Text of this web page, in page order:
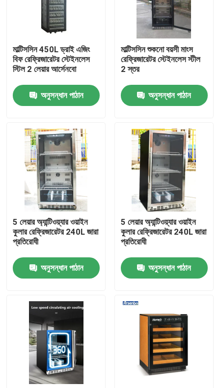
বাড়ি
আমাদের সম্পর্কে
পরিচিতি
পণ্য
বাণিজ্যিক প্রদর্শন রেফ্রিজারেটর
বাণিজ্যিক পানীয় রেফ্রিজারেটর
বাণিজ্যিক রেস্টুরেন্ট রেফ্রিজারেটর
কাউন্টার রেফ্রিজারেটর অধীনে
কেক প্রদর্শন রেফ্রিজারেটর
মাল্টিসসিন 450L ড্রাই এজিং
বিফ রেফ্রিজারেটর স্টেইনলেস
স্টিল 2 লেয়ার আর্সেনবো
অনুসন্ধান পাঠান
মাল্টিসসিন শুকনো বয়সী মাংস
রেফ্রিজারেটর স্টেইনলেস স্টীল
2 স্তর
অনুসন্ধান পাঠান
5 লেয়ার অ্যান্টিওয়্যার ওয়াইন
কুলার রেফ্রিজারেটর 240L জারা
প্রতিরোধী
অনুসন্ধান পাঠান
5 লেয়ার অ্যান্টিওয়্যার ওয়াইন
কুলার রেফ্রিজারেটর 240L জারা
প্রতিরোধী
অনুসন্ধান পাঠান